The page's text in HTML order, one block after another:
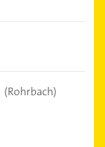
(Rohrbach)